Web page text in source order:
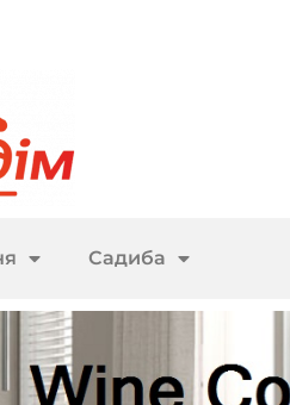
Садиба